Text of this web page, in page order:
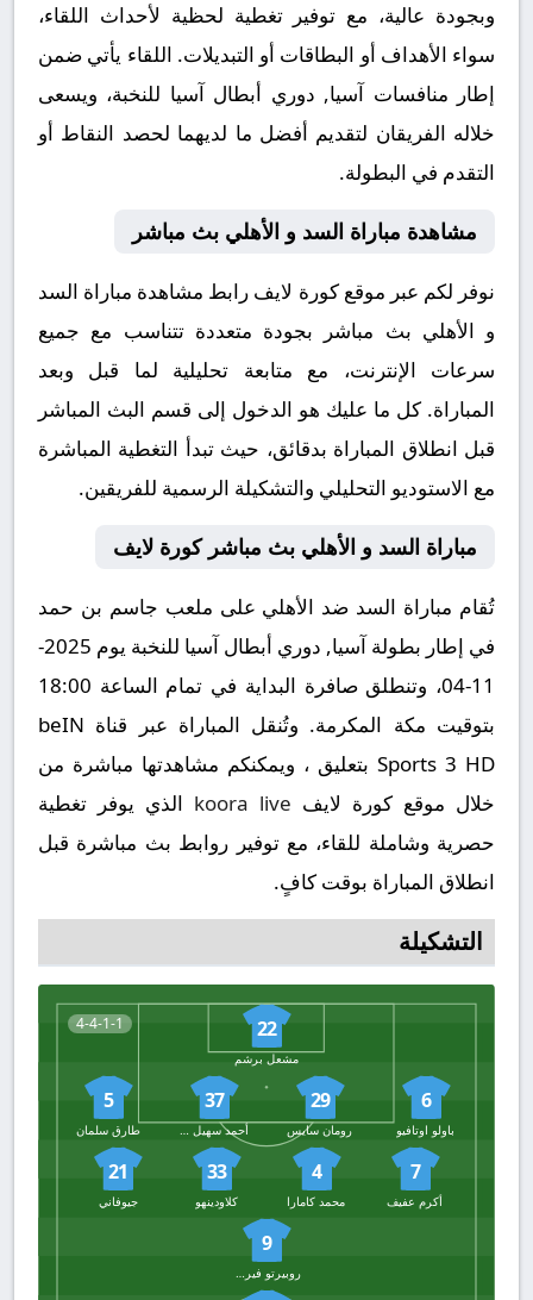
وبجودة عالية، مع توفير تغطية لحظية لأحداث اللقاء،
سواء الأهداف أو البطاقات أو التبديلات. اللقاء يأتي ضمن
إطار منافسات آسيا, دوري أبطال آسيا للنخبة، ويسعى
خلاله الفريقان لتقديم أفضل ما لديهما لحصد النقاط أو
التقدم في البطولة.
مشاهدة مباراة السد و الأهلي بث مباشر
نوفر لكم عبر موقع كورة لايف رابط مشاهدة مباراة السد
و الأهلي بث مباشر بجودة متعددة تتناسب مع جميع
سرعات الإنترنت، مع متابعة تحليلية لما قبل وبعد
المباراة. كل ما عليك هو الدخول إلى قسم البث المباشر
قبل انطلاق المباراة بدقائق، حيث تبدأ التغطية المباشرة
مع الاستوديو التحليلي والتشكيلة الرسمية للفريقين.
مباراة السد و الأهلي بث مباشر كورة لايف
تُقام مباراة السد ضد الأهلي على ملعب جاسم بن حمد
في إطار بطولة آسيا, دوري أبطال آسيا للنخبة يوم 2025-
11-04، وتنطلق صافرة البداية في تمام الساعة 18:00
بتوقيت مكة المكرمة. وتُنقل المباراة عبر قناة beIN
Sports 3 HD بتعليق ، ويمكنكم مشاهدتها مباشرة من
خلال موقع كورة لايف koora live الذي يوفر تغطية
حصرية وشاملة للقاء، مع توفير روابط بث مباشرة قبل
انطلاق المباراة بوقت كافٍ.
التشكيلة
4-4-1-1 22
مشعل برشم
6
باولو اوتافيو
29
رومان سايس
37
أحمد سهيل الحماويندي
5
طارق سلمان
7
أكرم عفيف
4
محمد كامارا
33
كلاودينهو
21
جيوفاني
9
روبيرتو فيرمينو